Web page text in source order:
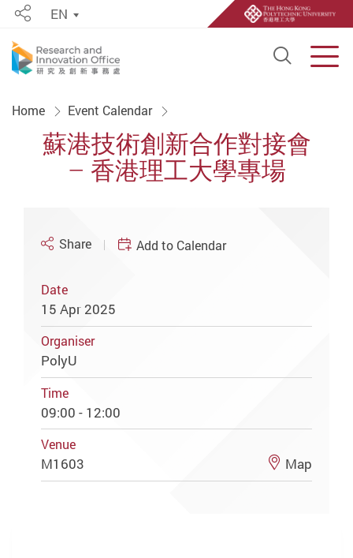
Open
ShareEN
Home Event Calendar
蘇港技術創新合作對接會
– 香港理工大學專場
Share Add to Calendar
Date
15 Apr 2025
Organiser
PolyU
Time
09:00 - 12:00
Venue
M1603 Map